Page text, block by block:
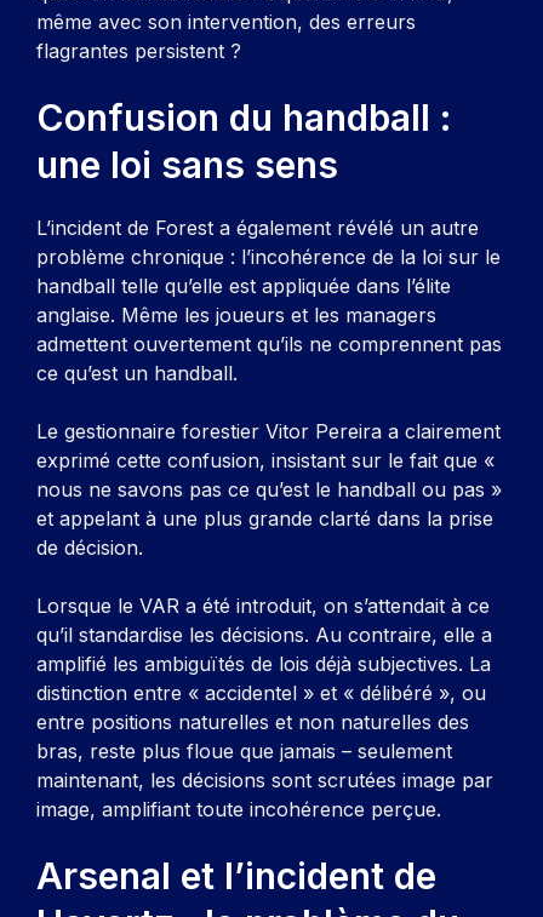
même avec son intervention, des erreurs
flagrantes persistent ?
Confusion du handball :
une loi sans sens
L’incident de Forest a également révélé un autre
problème chronique : l’incohérence de la loi sur le
handball telle qu’elle est appliquée dans l’élite
anglaise. Même les joueurs et les managers
admettent ouvertement qu’ils ne comprennent pas
ce qu’est un handball.
Le gestionnaire forestier Vitor Pereira a clairement
exprimé cette confusion, insistant sur le fait que «
nous ne savons pas ce qu’est le handball ou pas »
et appelant à une plus grande clarté dans la prise
de décision.
Lorsque le VAR a été introduit, on s’attendait à ce
qu’il standardise les décisions. Au contraire, elle a
amplifié les ambiguïtés de lois déjà subjectives. La
distinction entre « accidentel » et « délibéré », ou
entre positions naturelles et non naturelles des
bras, reste plus floue que jamais – seulement
maintenant, les décisions sont scrutées image par
image, amplifiant toute incohérence perçue.
Arsenal et l’incident de